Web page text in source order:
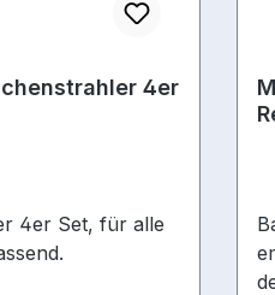
4er
4er Set, für alle